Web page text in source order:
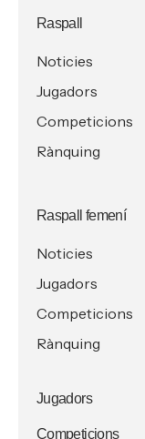
Raspall
Noticies
Jugadors
Competicions
Rànquing
Raspall femení
Noticies
Jugadors
Competicions
Rànquing
Jugadors
Competicions